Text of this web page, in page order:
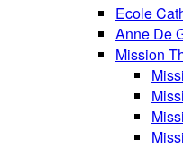
Ecole
Anne De
Mission